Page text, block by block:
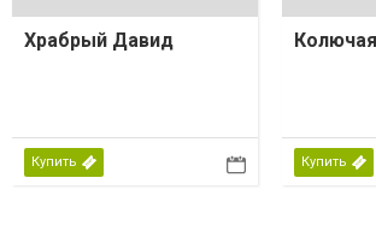
Храбрый Давид
Купить Купить